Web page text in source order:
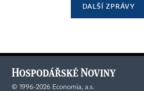
DALŠÍ ZPRÁVY
© 1996-2026 Economia, a.s.